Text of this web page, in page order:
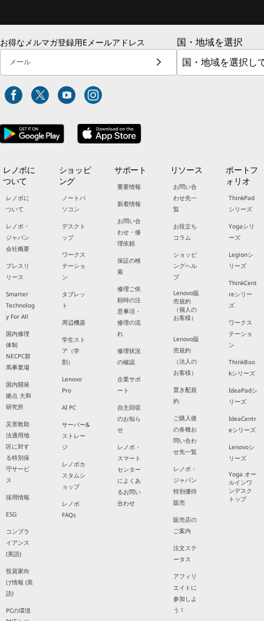
お得なメルマガ登録用Eメールアドレス
メール
国・地域を選択
レノボに
ついて
レノボに
ついて
レノボ・
ジャパン
会社概要
プレスリ
リース
Smarter
Technolog
y For All
国内修理
体制
NECPC群
馬事業場
国内開発
拠点 大和
研究所
災害救助
法適用地
区に対す
る特別保
守サービ
ス
採用情報
ESG
コンプラ
イアンス
(英語)
投資家向
け情報 (英
語)
PCの環境
ショッピ
ング
ノートパ
ソコン
デスクト
ップ
ワークス
テーショ
ン
タブレッ
ト
周辺機器
学生スト
ア（学
割）
Lenovo
Pro
AI PC
サーバー&
ストレー
ジ
レノボカ
スタムシ
ョップ
レノボ
FAQs
サポート
重要情報
新着情報
お問い合
わせ・修
理依頼
保証の検
索
修理ご依
頼時の注
意事項・
修理の流
れ
修理状況
の確認
企業サポ
ート
自主回収
のお知ら
せ
レノボ・
スマート
センター
によくあ
るお問い
合わせ
リソース
お問い合
わせ先一
覧
お役立ち
コラム
ショッピ
ングヘル
プ
Lenovo販
売規約
（個人の
お客様）
Lenovo販
売規約
（法人の
お客様）
置き配規
約
ご購入後
の各種お
問い合わ
せ先一覧
レノボ・
ジャパン
特別優待
販売
販売店の
ご案内
注文ステ
ータス
アフィリ
エイトに
参加しよ
う！
ポートフ
ォリオ
ThinkPad
シリーズ
Yogaシリ
ーズ
Legionシ
リーズ
ThinkCent
reシリー
ズ
ワークス
テーショ
ン
ThinkBoo
kシリーズ
IdeaPadシ
リーズ
IdeaCentr
eシリーズ
Lenovoシ
リーズ
Yoga オー
ルインワ
ンデスク
トップ